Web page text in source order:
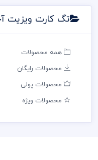
تگ کارت ویزیت
همه محصولات
محصولات رایگان
محصولات پولی
محصولات ویژه